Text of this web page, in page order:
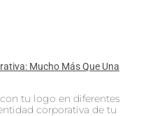
Mucho Más Que Una
tu logo en diferentes
corporativa de tu